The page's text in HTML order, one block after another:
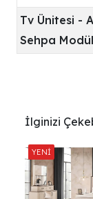
Tv Ünitesi -
Sehpa Modül
İlginizi